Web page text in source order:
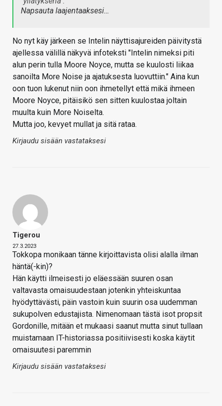
Napsauta laajentaaksesi…
No nyt käy järkeen se Intelin näyttisajureiden päivitystä
ajellessa välillä näkyvä infoteksti "Intelin nimeksi piti
alun perin tulla Moore Noyce, mutta se kuulosti liikaa
sanoilta More Noise ja ajatuksesta luovuttiin." Aina kun
oon tuon lukenut niin oon ihmetellyt että mikä ihmeen
Moore Noyce, pitäisikö sen sitten kuulostaa joltain
muulta kuin More Noiselta.
Mutta joo, kevyet mullat ja sitä rataa.
Kirjaudu sisään vastataksesi
Tigerou
27.3.2023
Tokkopa monikaan tänne kirjoittavista olisi alalla ilman
häntä(-kin)?
Hän käytti ilmeisesti jo eläessään suuren osan
valtavasta omaisuudestaan jotenkin yhteiskuntaa
hyödyttävästi, päin vastoin kuin suurin osa uudemman
sukupolven edustajista. Nimenomaan tästä isot propsit
Gordonille, mitään et mukaasi saanut mutta sinut tullaan
muistamaan IT-historiassa positiivisesti koska käytit
omaisuutesi paremmin
Kirjaudu sisään vastataksesi